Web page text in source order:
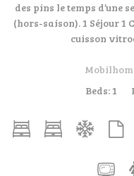
des pins le temps d’une
(hors-saison). 1 Séjour 1
cuisson
Beds:1